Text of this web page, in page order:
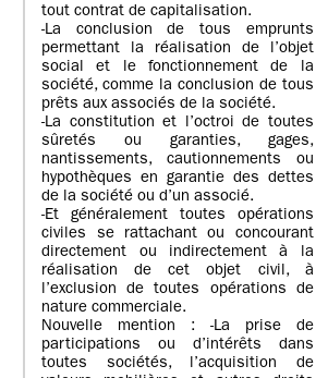
tout contrat de capitalisation.
-La conclusion de tous emprunts
permettant la réalisation de l’objet
social et le fonctionnement de la
société, comme la conclusion de tous
prêts aux associés de la société.
-La constitution et l’octroi de toutes
sûretés ou garanties, gages,
nantissements, cautionnements ou
hypothèques en garantie des dettes
de la société ou d’un associé.
-Et généralement toutes opérations
civiles se rattachant ou concourant
directement ou indirectement à la
réalisation de cet objet civil, à
l’exclusion de toutes opérations de
nature commerciale.
Nouvelle mention : -La prise de
participations ou d’intérêts dans
toutes sociétés, l’acquisition de